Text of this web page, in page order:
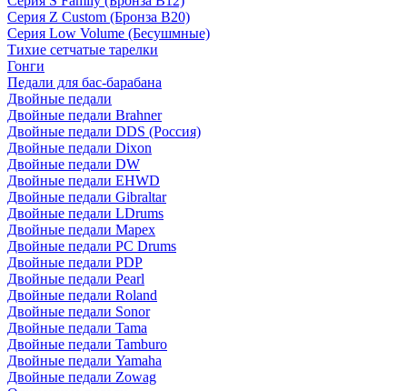
Серия Z Custom (Бронза B20)
Серия Low Volume (Бесушмные)
Тихие сетчатые тарелки
Гонги
Педали для бас-барабана
Двойные педали
Двойные педали Brahner
Двойные педали DDS (Россия)
Двойные педали Dixon
Двойные педали DW
Двойные педали EHWD
Двойные педали Gibraltar
Двойные педали LDrums
Двойные педали Mapex
Двойные педали PC Drums
Двойные педали PDP
Двойные педали Pearl
Двойные педали Roland
Двойные педали Sonor
Двойные педали Tama
Двойные педали Tamburo
Двойные педали Yamaha
Двойные педали Zowag